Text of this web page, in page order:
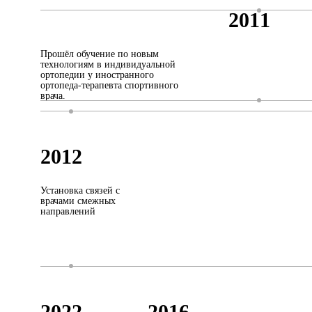
2011
Прошёл обучение по новым
технологиям в индивидуальной
ортопедии у иностранного
ортопеда-терапевта спортивного
врача.
2012
Установка связей с
врачами смежных
направлений